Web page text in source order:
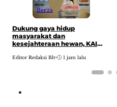
Berita
Dukung gaya hidup
masyarakat dan
kesejahteraan hewan, KAI
ribu hewan peliharaan pada
Editor Redaksi Blt• 1 jam lalu